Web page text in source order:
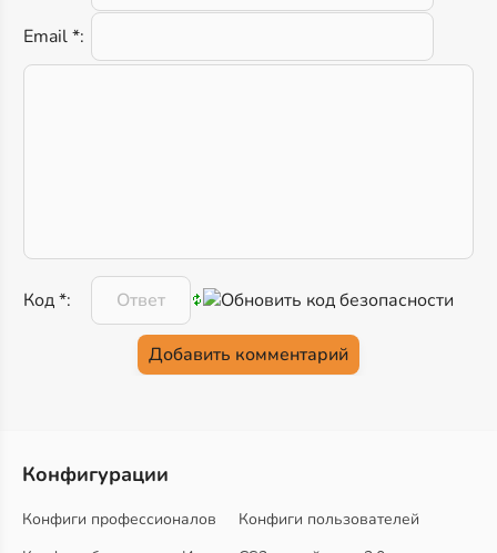
Email *:
Код *:
Конфигурации
Конфиги профессионалов
Конфиги пользователей